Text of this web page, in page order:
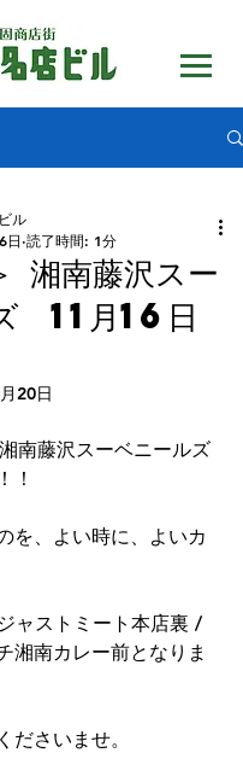
湘南藤沢スー
11月16日
ル
日 読了時間: 1分
20日
南藤沢スーベニールズ
！
を、よい時に、よいカ
ャストミート本店裏 /
湘南カレー前となりま
ださいませ。